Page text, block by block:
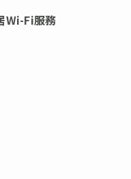
Wi-Fi服務